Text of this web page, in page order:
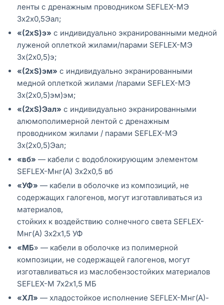
ленты с дренажным проводником SEFLEX-MЭ
3х2х0,5Эал;
«(2хS)э» с индивидуально экранированными медной
луженой оплеткой жилами/парами SEFLEX-MЭ
3х(2х0,5)э;
«(2хS)эм» с индивидуально экранированными
медной оплеткой жилами /парами SEFLEX-MЭ
3х(2х0,5)эм)эм;
«(2хS)Эал» с индивидуально экранированными
алюмополимерной лентой с дренажным
проводником жилами / парами SEFLEX-MЭ
3х(2х0,5)Эал;
«вб» — кабели с водоблокирующим элементом
SEFLEX-Мнг(А) 3х2х0,5 вб
«УФ» — кабели в оболочке из композиций, не
содержащих галогенов, могут изготавливаться из
материалов,
стойких к воздействию солнечного света SEFLEX-
Мнг(А) 3х2х1,5 УФ
«МБ» — кабели в оболочке из полимерной
композиции, не содержащей галогенов, могут
изготавливаться из маслобензостойких материалов
SEFLEX-М 7х2х1,5 МБ
«ХЛ» — хладостойкое исполнение SEFLEX-Мнг(А)-